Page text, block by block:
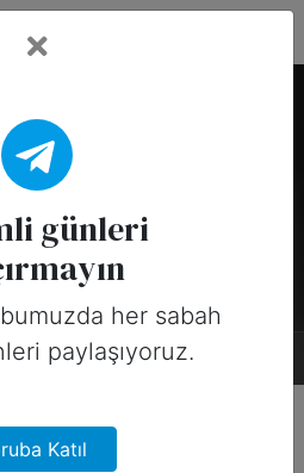
of Prayer
Tasarımlar 0
günleri
her sabah
paylaşıyoruz.
Katıl